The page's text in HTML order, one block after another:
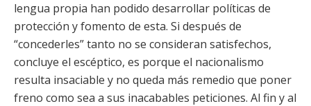
lengua propia han podido desarrollar políticas de
protección y fomento de esta. Si después de
“concederles” tanto no se consideran satisfechos,
concluye el escéptico, es porque el nacionalismo
resulta insaciable y no queda más remedio que poner
freno como sea a sus inacabables peticiones. Al fin y al